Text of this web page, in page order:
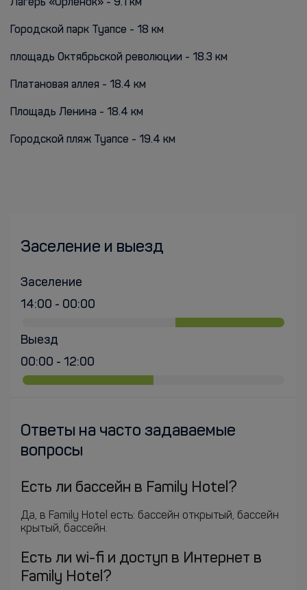
Лагерь «Орленок» - 9.1 км
Городской парк Туапсе - 18 км
площадь Октябрьской революции - 18.3 км
Платановая аллея - 18.4 км
Площадь Ленина - 18.4 км
Городской пляж Туапсе - 19.4 км
Заселение и выезд
Заселение
14:00 - 00:00
Выезд
00:00 - 12:00
Ответы на часто задаваемые
вопросы
Есть ли бассейн в Family Hotel?
Да, в Family Hotel есть: бассейн открытый, бассейн
крытый, бассейн.
Есть ли wi-fi и доступ в Интернет в
Family Hotel?